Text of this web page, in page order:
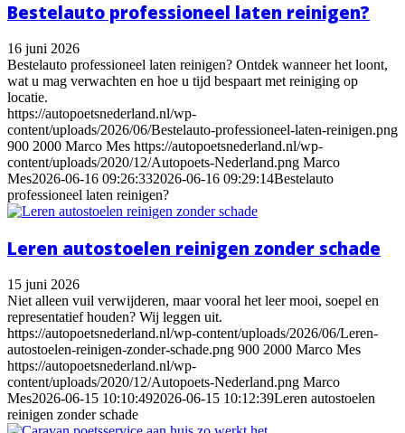
Bestelauto professioneel laten reinigen?
16 juni 2026
Bestelauto professioneel laten reinigen? Ontdek wanneer het loont,
wat u mag verwachten en hoe u tijd bespaart met reiniging op
locatie.
https://autopoetsnederland.nl/wp-
content/uploads/2026/06/Bestelauto-professioneel-laten-reinigen.png
900 2000 Marco Mes https://autopoetsnederland.nl/wp-
content/uploads/2020/12/Autopoets-Nederland.png Marco
Mes2026-06-16 09:26:332026-06-16 09:29:14Bestelauto
professioneel laten reinigen?
Leren autostoelen reinigen zonder schade
15 juni 2026
Niet alleen vuil verwijderen, maar vooral het leer mooi, soepel en
representatief houden? Wij leggen uit.
https://autopoetsnederland.nl/wp-content/uploads/2026/06/Leren-
autostoelen-reinigen-zonder-schade.png 900 2000 Marco Mes
https://autopoetsnederland.nl/wp-
content/uploads/2020/12/Autopoets-Nederland.png Marco
Mes2026-06-15 10:10:492026-06-15 10:12:39Leren autostoelen
reinigen zonder schade